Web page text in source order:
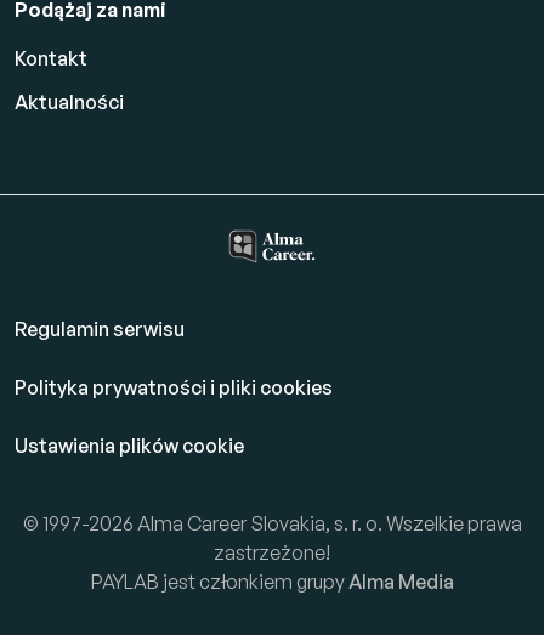
Podążaj za nami
Kontakt
Aktualności
Regulamin serwisu
Polityka prywatności i pliki cookies
Ustawienia plików cookie
© 1997-2026 Alma Career Slovakia, s. r. o. Wszelkie prawa
zastrzeżone!
PAYLAB jest członkiem grupy Alma Media